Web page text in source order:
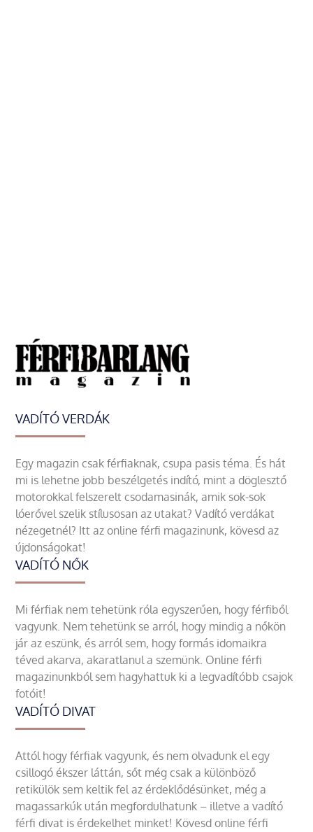
VADÍTÓ VERDÁK
Egy magazin csak férfiaknak, csupa pasis téma. És hát
mi is lehetne jobb beszélgetés indító, mint a döglesztő
motorokkal felszerelt csodamasinák, amik sok-sok
lóerővel szelik stílusosan az utakat? Vadító verdákat
nézegetnél? Itt az online férfi magazinunk, kövesd az
újdonságokat!
VADÍTÓ NŐK
Mi férfiak nem tehetünk róla egyszerűen, hogy férfiből
vagyunk. Nem tehetünk se arról, hogy mindig a nőkön
jár az eszünk, és arról sem, hogy formás idomaikra
téved akarva, akaratlanul a szemünk. Online férfi
magazinunkból sem hagyhattuk ki a legvadítóbb csajok
fotóit!
VADÍTÓ DIVAT
Attól hogy férfiak vagyunk, és nem olvadunk el egy
csillogó ékszer láttán, sőt még csak a különböző
retikülök sem keltik fel az érdeklődésünket, még a
magassarkúk után megfordulhatunk – illetve a vadító
férfi divat is érdekelhet minket! Kövesd online férfi